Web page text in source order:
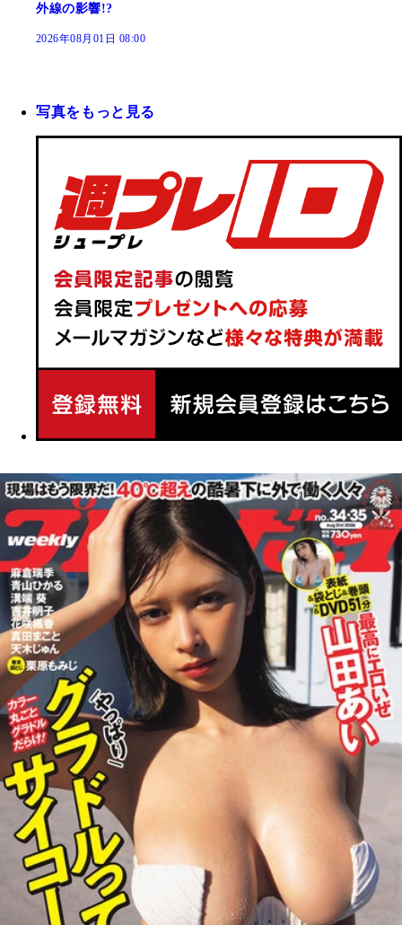
外線の影響!?
2026年08月01日 08:00
写真をもっと見る